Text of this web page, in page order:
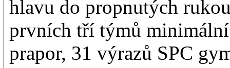
hlavu do propnutých
prvních tří týmů
prapor, 31 výrazů SPC